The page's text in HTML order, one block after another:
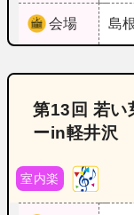
会場 島
第13回 若い
ーin軽井沢
室内楽